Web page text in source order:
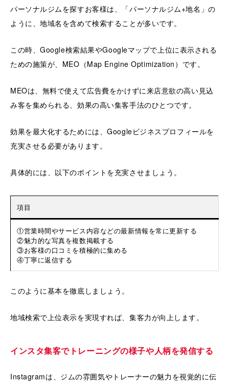
パーソナルジムを探すお客様は、「パーソナルジム+地名」の
ように、地域名を含めて検索することが多いです。
この時、Google検索結果やGoogleマップで上位に表示される
ための施策が、MEO（Map Engine Optimization）です。
MEOは、無料で使えて広告費をかけずに来店意欲の高い見込
み客を集められる、効果の高い集客手法のひとつです。
効果を最大化するためには、Googleビジネスプロフィールを
充実させる必要があります。
具体的には、以下のポイントを充実させましょう。
項目
①営業時間やサービス内容などの最新情報を常に更新する
②魅力的な写真を複数掲載する
③お客様の口コミを積極的に集める
④丁寧に返信する
このように基本を徹底しましょう。
地域検索で上位表示を実現すれば、集客力が向上します。
インスタ集客でトレーニングの様子や人柄を発信する
Instagramは、ジムの雰囲気やトレーナーの魅力を視覚的に伝